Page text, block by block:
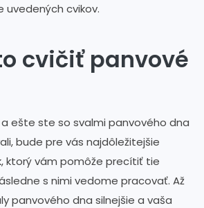
uvedených cvikov.
cvičiť panvové
ešte ste so svalmi panvového dna
bude pre vás najdôležitejšie
ktorý vám pomôže precítiť tie
s nimi vedome pracovať. Až
panvového dna silnejšie a vaša